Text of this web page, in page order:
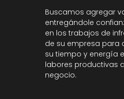
Buscamos agregar
entregándole
en los trabajos de
de su empresa para
su tiempo y energía
labores productivas
negocio.